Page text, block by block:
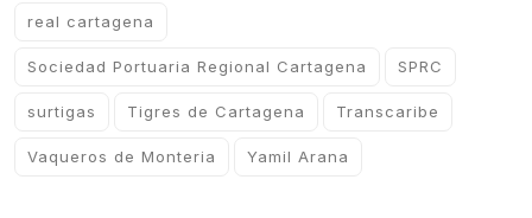
real cartagena
Sociedad Portuaria Regional Cartagena SPRC
surtigas Tigres de Cartagena Transcaribe
Vaqueros de Monteria Yamil Arana